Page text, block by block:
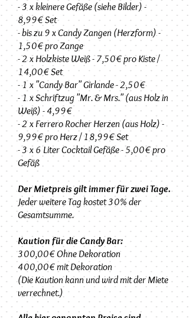
- 3 x kleinere Gefäße (siehe Bilder) -
8,99€ Set
- bis zu 9 x Candy Zangen (Herzform) -
1,50€ pro Zange
- 2 x Holzkiste Weiß - 7,50€ pro Kiste /
14,00€ Set
- 1 x "Candy Bar" Girlande - 2,50€
- 1 x Schriftzug "Mr. & Mrs." (aus Holz in
Weiß) - 4,99€
- 2 x Ferrero Rocher Herzen (aus Holz) -
9,99€ pro Herz / 18,99€ Set
- 3 x 6 Liter Cocktail Gefäße - 5,00€ pro
Gefäß
Der Mietpreis gilt immer für zwei Tage.
Jeder weitere Tag kostet 30% der
Gesamtsumme.
Kaution für die Candy Bar:
300,00€ Ohne Dekoration
400,00€ mit Dekoration
(Die Kaution kann und wird mit der Miete
verrechnet.)